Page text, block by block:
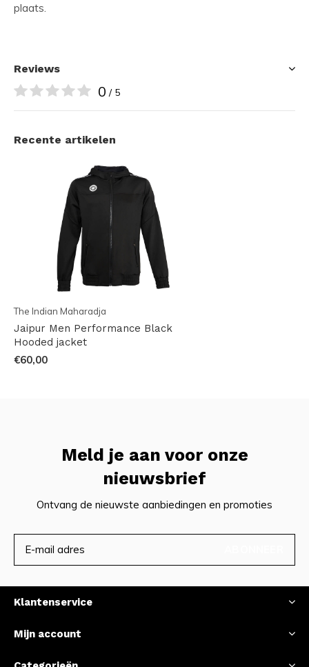
plaats.
Reviews
0 / 5
Recente artikelen
The Indian Maharadja
Jaipur Men Performance Black
Hooded jacket
€60,00
Meld je aan voor onze
nieuwsbrief
Ontvang de nieuwste aanbiedingen en promoties
Klantenservice
Mijn account